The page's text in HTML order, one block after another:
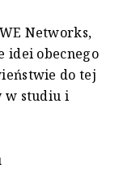
Networks,
idei obecnego
do tej
w studiu i